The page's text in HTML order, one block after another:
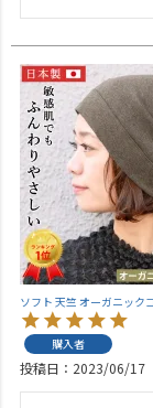
ソフト 天竺 オーガニック
購入者
投稿日 2023/06/17